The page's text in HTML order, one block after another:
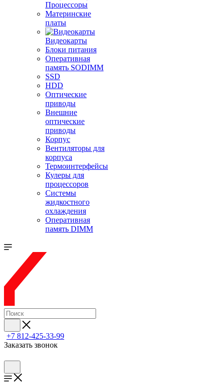
Процессоры
Материнские
платы
Видеокарты
Блоки питания
Оперативная
память SODIMM
SSD
HDD
Оптические
приводы
Внешние
оптические
приводы
Корпус
Вентиляторы для
корпуса
Термоинтерфейсы
Кулеры для
процессоров
Системы
жидкостного
охлаждения
Оперативная
память DIMM
+7 812-425-33-99
Заказать звонок